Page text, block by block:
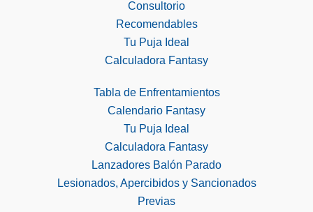
Consultorio
Recomendables
Tu Puja Ideal
Calculadora Fantasy
Tabla de Enfrentamientos
Calendario Fantasy
Tu Puja Ideal
Calculadora Fantasy
Lanzadores Balón Parado
Lesionados, Apercibidos y Sancionados
Previas